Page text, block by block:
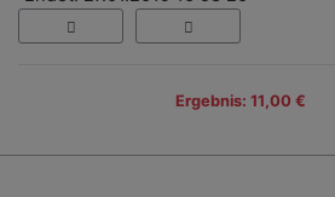
Ergebnis: 11,00 €